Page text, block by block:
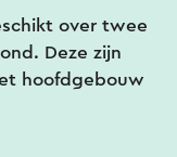
over twee
Deze zijn
hoofdgebouw